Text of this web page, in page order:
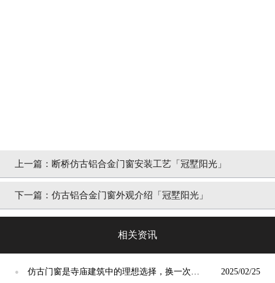
上一篇： 断桥仿古铝合金门窗安装工艺「冠墅阳光」
下一篇： 仿古铝合金门窗外观介绍「冠墅阳光」
相关资讯
●
仿古门窗是寺庙建筑中的理想选择，换一次用
2025/02/25